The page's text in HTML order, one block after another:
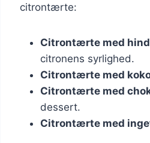
citrontærte:
Citrontærte med
citronens syrlighed.
Citrontærte med
Citrontærte med
dessert.
Citrontærte med